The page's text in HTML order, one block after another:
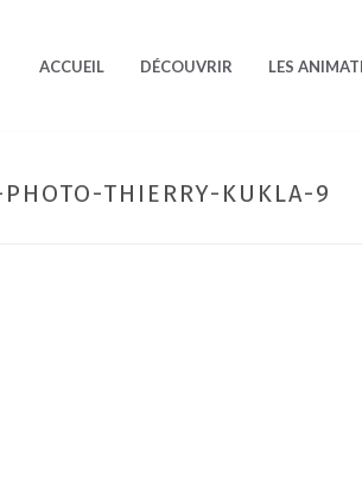
ACCUEIL DÉCOUVRIR LES
THIERRY-KUKLA-9